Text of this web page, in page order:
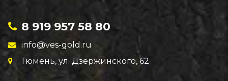
8 919 957 58 80
info@ves-gold.ru
Тюмень, ул. ​Дзержинского, 62